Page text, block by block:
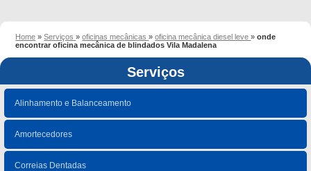
Home »Serviços»oficinas mecânicas»oficina mecânica diesel leve»onde
encontrar oficina mecânica de blindados Vila Madalena
Serviços
Alinhamento e Balanceamento
Amortecedores
Correias Dentadas